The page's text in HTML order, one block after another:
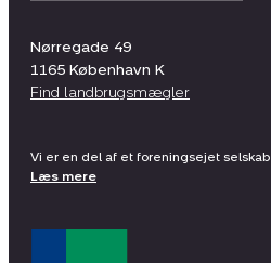
Nørregade 49
1165 København K
Find landbrugsmægler
Vi er en del af et foreningsejet selskab
Læs mere